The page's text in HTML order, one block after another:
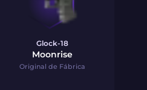
Glock-18
Moonrise
Original de Fábrica